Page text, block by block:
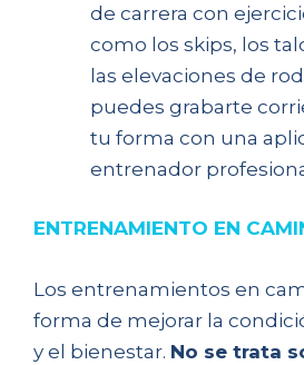
de carrera con
como los skips, los
las elevaciones de
puedes grabarte
tu forma con una
entrenador
ENTRENAMIENTO EN
Los entrenamientos en
forma de mejorar la
y el bienestar. No se trata